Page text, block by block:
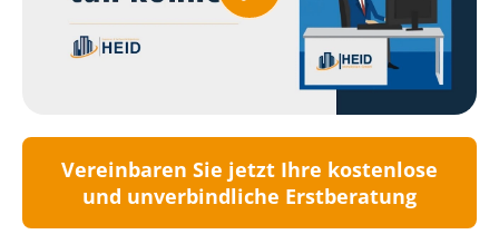
Vereinbaren Sie jetzt Ihre kostenlose
und unverbindliche Erstberatung